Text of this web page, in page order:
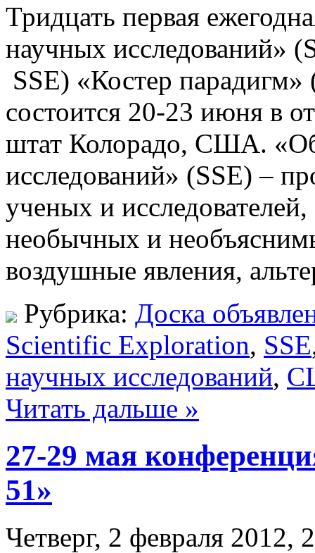
Тридцать первая
научных исследований»
SSE) «Костер
состоится 20-23 июня в
штат Колорадо, США.
исследований» (SSE) –
ученых и
необычных и
воздушные явления,
Рубрика: Доска
Scientific Exploration, SSE
научных исследований,
Читать дальше »
27-29 мая
51»
Четверг, 2 февраля 2012,